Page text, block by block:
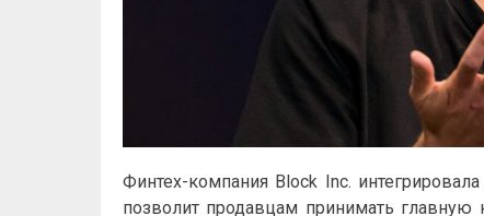
Финтех-компания Block Inc.
позволит продавцам принимать